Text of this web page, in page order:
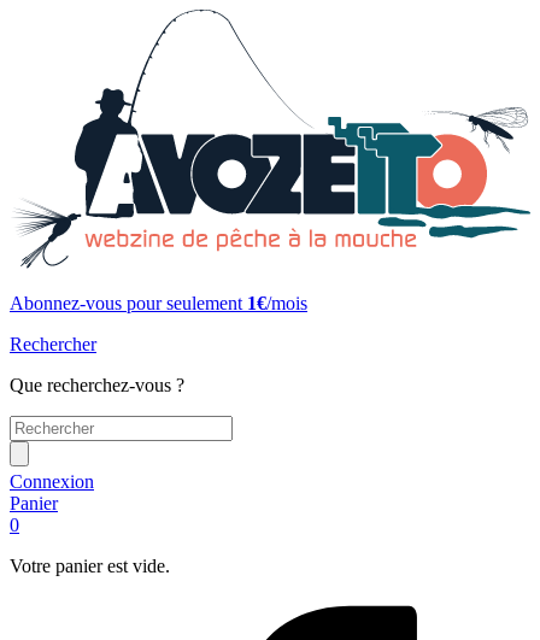
Abonnez-vous pour seulement 1€/mois
Rechercher
Que recherchez-vous ?
Connexion
Panier
0
Votre panier est vide.